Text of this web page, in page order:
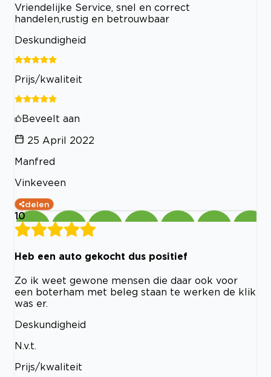
Vriendelijke Service, snel en correct
handelen,rustig en betrouwbaar
Deskundigheid
Prijs/kwaliteit
Beveelt aan
25 April 2022
Manfred
Vinkeveen
delen
10
Heb een auto gekocht dus positief
Zo ik weet gewone mensen die daar ook voor
een boterham met beleg staan te werken de klik
was er.
Deskundigheid
N.v.t.
Prijs/kwaliteit